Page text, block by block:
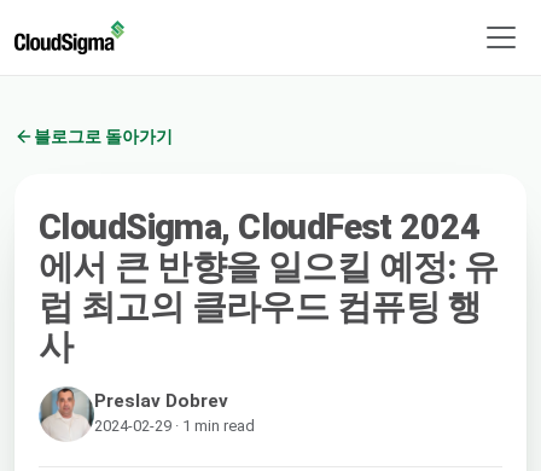
블로그로 돌아가기
CloudSigma, CloudFest 2024
에서 큰 반향을 일으킬 예정: 유
럽 최고의 클라우드 컴퓨팅 행
사
Preslav Dobrev
2024-02-29 · 1 min read